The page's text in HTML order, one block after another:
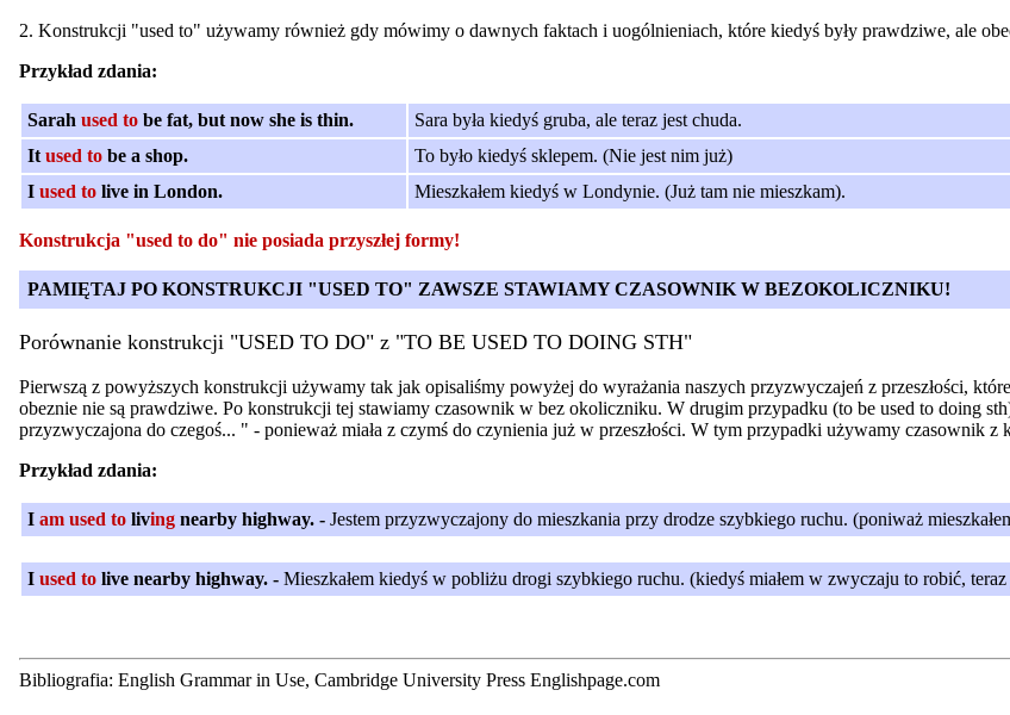
2. Konstrukcji "used to" używamy również gdy mówimy o dawnych faktach i uogólnieniach, które kiedyś były prawdziwe, ale
Przykład zdania:
Sarah used to be fat, but now she is thin.
Sara była kiedyś gruba, ale teraz jest chuda.
It used to be a shop.
To było kiedyś sklepem. (Nie jest nim już)
I used to live in London. Mieszkałem kiedyś w Londynie. (Już tam nie mieszkam).
Konstrukcja "used to do" nie posiada przyszłej formy!
PAMIĘTAJ PO KONSTRUKCJI "USED TO" ZAWSZE STAWIAMY CZASOWNIK W BEZOKOLICZNIKU!
Porównanie konstrukcji "USED TO DO" z "TO BE USED TO DOING STH"
Pierwszą z powyższych konstrukcji używamy tak jak opisaliśmy powyżej do wyrażania naszych przyzwyczajeń z przeszłości,
obeznie nie są prawdziwe. Po konstrukcji tej stawiamy czasownik w bez okoliczniku. W drugim przypadku (to be used to doing
przyzwyczajona do czegoś... " - ponieważ miała z czymś do czynienia już w przeszłości. W tym przypadki używamy czasownik z
Przykład zdania:
I am used to living nearby highway. - Jestem przyzwyczajony do mieszkania przy drodze szybkiego ruchu. (poniważ
I used to live nearby highway. - Mieszkałem kiedyś w pobliżu drogi szybkiego ruchu. (kiedyś miałem w zwyczaju to robić,
Bibliografia: English Grammar in Use, Cambridge University Press Englishpage.com